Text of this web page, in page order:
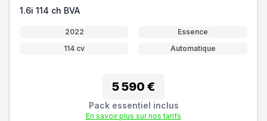
1.6i 114 ch BVA
2022
Essence
114 cv
Automatique
5 590 €
Pack essentiel inclus
En savoir plus sur nos tarifs